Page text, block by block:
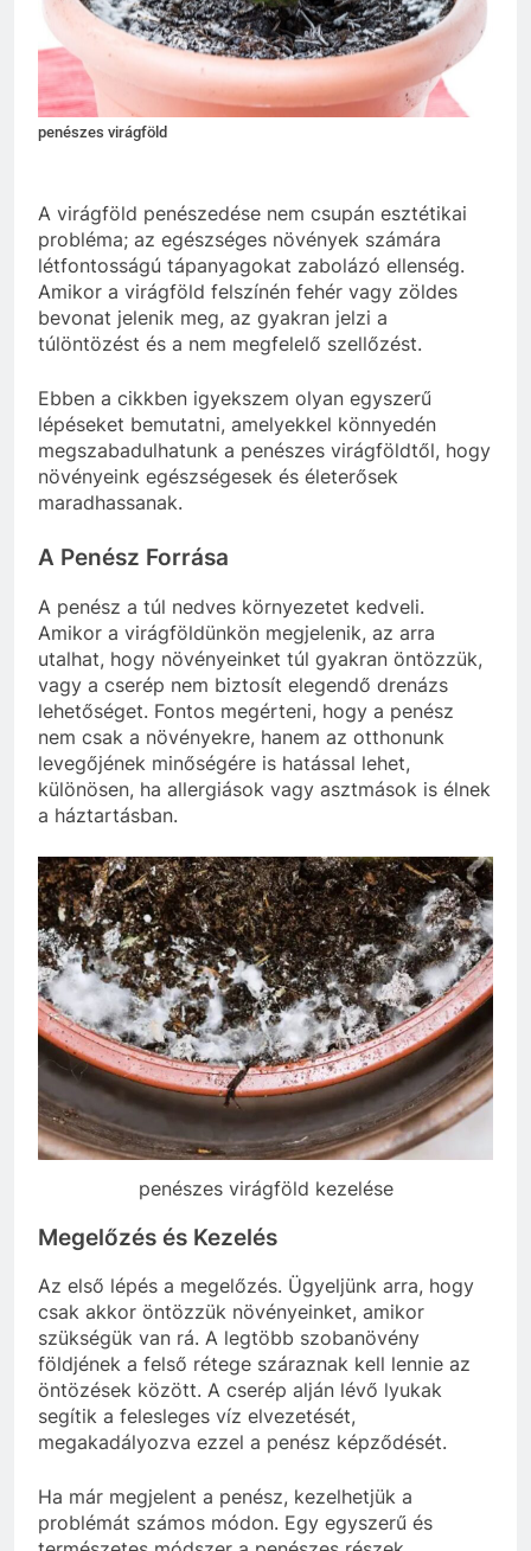
penészes virágföld
A virágföld penészedése nem csupán esztétikai
probléma; az egészséges növények számára
létfontosságú tápanyagokat zabolázó ellenség.
Amikor a virágföld felszínén fehér vagy zöldes
bevonat jelenik meg, az gyakran jelzi a
túlöntözést és a nem megfelelő szellőzést.
Ebben a cikkben igyekszem olyan egyszerű
lépéseket bemutatni, amelyekkel könnyedén
megszabadulhatunk a penészes virágföldtől, hogy
növényeink egészségesek és életerősek
maradhassanak.
A Penész Forrása
A penész a túl nedves környezetet kedveli.
Amikor a virágföldünkön megjelenik, az arra
utalhat, hogy növényeinket túl gyakran öntözzük,
vagy a cserép nem biztosít elegendő drenázs
lehetőséget. Fontos megérteni, hogy a penész
nem csak a növényekre, hanem az otthonunk
levegőjének minőségére is hatással lehet,
különösen, ha allergiások vagy asztmások is élnek
a háztartásban.
penészes virágföld kezelése
Megelőzés és Kezelés
Az első lépés a megelőzés. Ügyeljünk arra, hogy
csak akkor öntözzük növényeinket, amikor
szükségük van rá. A legtöbb szobanövény
földjének a felső rétege száraznak kell lennie az
öntözések között. A cserép alján lévő lyukak
segítik a felesleges víz elvezetését,
megakadályozva ezzel a penész képződését.
Ha már megjelent a penész, kezelhetjük a
problémát számos módon. Egy egyszerű és